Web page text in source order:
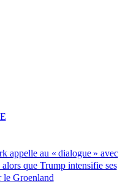
appelle au « dialogue » avec
que Trump intensifie ses
le Groenland